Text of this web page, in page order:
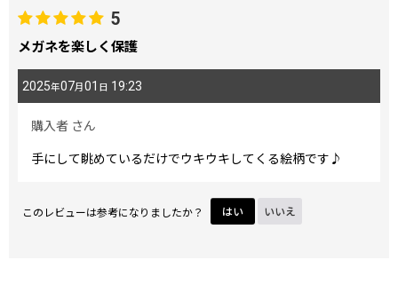
5
メガネを楽しく保護
2025年07月01 日 19:23
購入者 さん
手にして眺めているだけでウキウキしてくる絵柄です♪
このレビューは参考になりましたか？ はい いいえ